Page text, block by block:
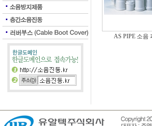
AS PIPE 소음